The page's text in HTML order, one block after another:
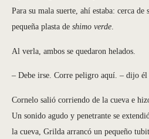
Para su mala suerte, ahí estaba: cerca
pequeña plasta de shimo verde
Al verla, ambos se quedaron helados.
– Debe irse. Corre peligro aquí. – dijo él
Cornelo salió corriendo de la cueva e
Un sonido agudo y penetrante se
la cueva, Grilda arrancó un pequeño